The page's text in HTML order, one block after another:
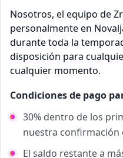
Nosotros, el equipo de
personalmente en
durante toda la
disposición para
cualquier momento.
Condiciones de pago
30% dentro de los
nuestra confirmación
El saldo restante a